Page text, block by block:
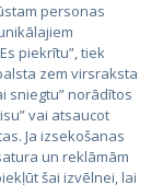
personas
piekrītu”, tiek
zem virsraksta
sniegtu” norādītos
vai atsaucot
Ja izsekošanas
un reklāmām
šai izvēlnei, lai